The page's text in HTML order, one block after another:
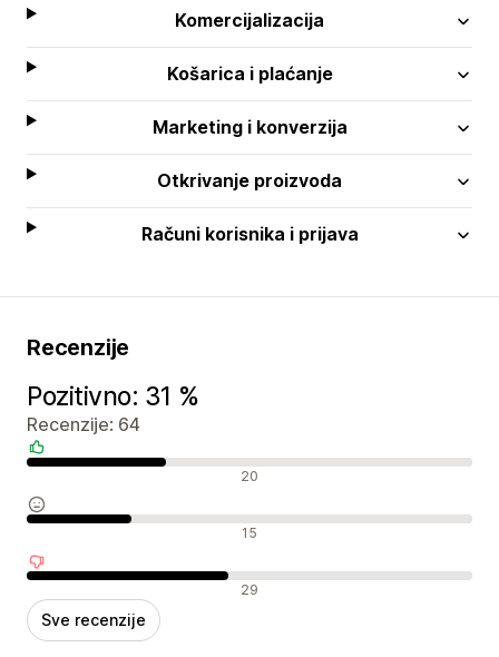
Komercijalizacija
Košarica i plaćanje
Marketing i konverzija
Otkrivanje proizvoda
Računi korisnika i prijava
Recenzije
Pozitivno: 31 %
Recenzije: 64
Pozitivne recenzije 20
Neutralne recenzije 15
Negativne recenzije 29
Sve recenzije